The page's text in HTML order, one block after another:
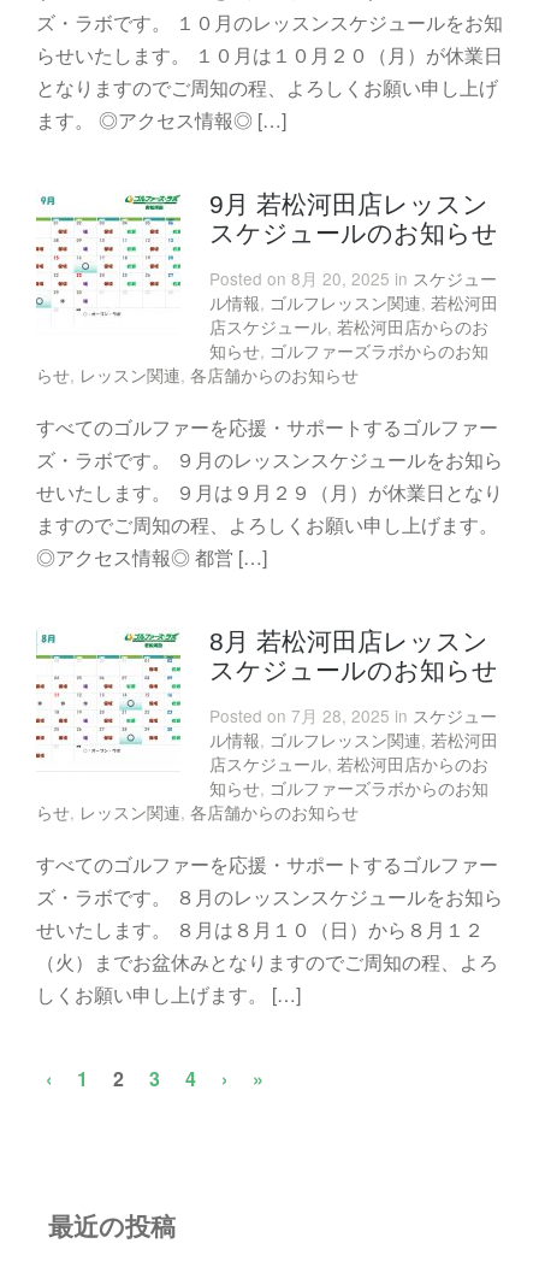
ズ・ラボです。 １０月のレッスンスケジュールをお知
らせいたします。 １０月は１０月２０（月）が休業日
となりますのでご周知の程、よろしくお願い申し上げ
ます。 ◎アクセス情報◎ […]
9月 若松河田店レッスン
スケジュールのお知らせ
Posted on 8月 20, 2025 in スケジュー
ル情報, ゴルフレッスン関連, 若松河田
店スケジュール, 若松河田店からのお
知らせ, ゴルファーズラボからのお知
らせ, レッスン関連, 各店舗からのお知らせ
すべてのゴルファーを応援・サポートするゴルファー
ズ・ラボです。 ９月のレッスンスケジュールをお知ら
せいたします。 ９月は９月２９（月）が休業日となり
ますのでご周知の程、よろしくお願い申し上げます。
◎アクセス情報◎ 都営 […]
8月 若松河田店レッスン
スケジュールのお知らせ
Posted on 7月 28, 2025 in スケジュー
ル情報, ゴルフレッスン関連, 若松河田
店スケジュール, 若松河田店からのお
知らせ, ゴルファーズラボからのお知
らせ, レッスン関連, 各店舗からのお知らせ
すべてのゴルファーを応援・サポートするゴルファー
ズ・ラボです。 ８月のレッスンスケジュールをお知ら
せいたします。 ８月は８月１０（日）から８月１２
（火）までお盆休みとなりますのでご周知の程、よろ
しくお願い申し上げます。 […]
‹ 1 2 3 4 › »
最近の投稿